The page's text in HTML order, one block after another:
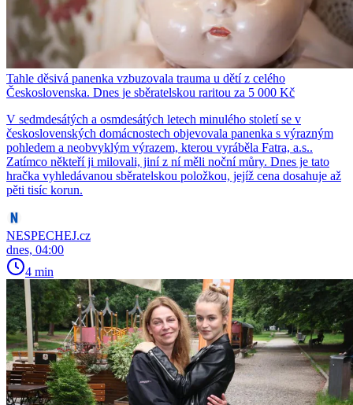
Tahle děsivá panenka vzbuzovala trauma u dětí z celého
Československa. Dnes je sběratelskou raritou za 5 000 Kč
V sedmdesátých a osmdesátých letech minulého století se v
československých domácnostech objevovala panenka s výrazným
pohledem a neobvyklým výrazem, kterou vyráběla Fatra, a.s..
Zatímco někteří ji milovali, jiní z ní měli noční můry. Dnes je tato
hračka vyhledávanou sběratelskou položkou, jejíž cena dosahuje až
pěti tisíc korun.
NESPECHEJ.cz
dnes, 04:00
4 min